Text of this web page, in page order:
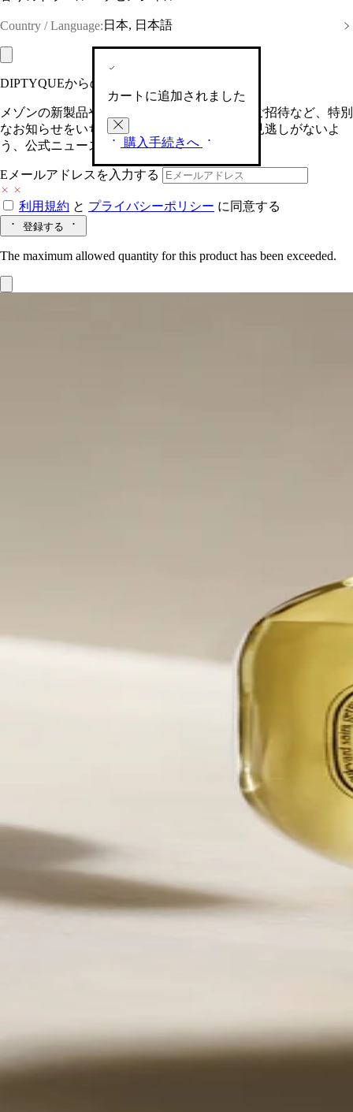
Country / Language: 日本, 日本語
カートに追加されました
購入手続きへ
DIPTYQUEからの最新情報をお届けします
メゾンの新製品や、限定イベントへの特別なご招待など、特別
なお知らせをいち早くお届けいたします。お見逃しがないよ
う、公式ニュースレターにご登録ください。
Eメールアドレスを入力する
利用規約 と プライバシーポリシー に同意する
登録する
The maximum allowed quantity for this product has been exceeded.